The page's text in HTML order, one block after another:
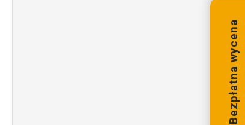
Bezpłatna wycena